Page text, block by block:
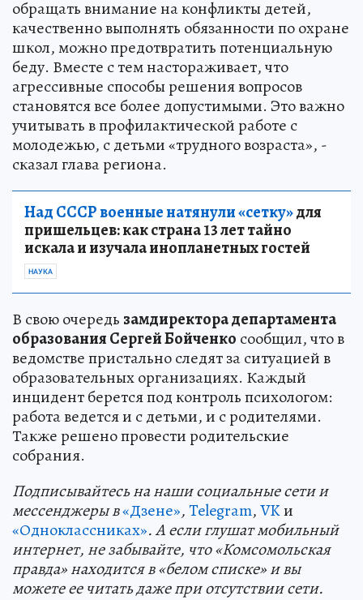
обращать внимание на конфликты детей,
качественно выполнять обязанности по охране
школ, можно предотвратить потенциальную
беду. Вместе с тем настораживает, что
агрессивные способы решения вопросов
становятся все более допустимыми. Это важно
учитывать в профилактической работе с
молодежью, с детьми «трудного возраста», -
сказал глава региона.
Над СССР военные натянули «сетку»для
пришельцев: как страна 13 лет тайно
искала и изучала инопланетных гостей
НАУКА
В свою очередь замдиректора департамента
образования Сергей Бойченко сообщил, что в
ведомстве пристально следят за ситуацией в
образовательных организациях. Каждый
инцидент берется под контроль психологом:
работа ведется и с детьми, и с родителями.
Также решено провести родительские
собрания.
Подписывайтесь на наши социальные сети и
мессенджеры в«Дзене»,Telegram,VKи
«Одноклассниках». А если глушат мобильный
интернет, не забывайте, что «Комсомольская
правда» находится в «белом списке» и вы
можете ее читать даже при отсутствии сети.